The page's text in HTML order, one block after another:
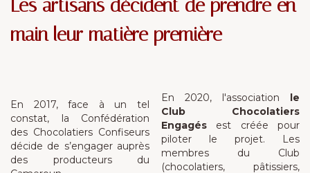
Les artisans décident de prendre en
main leur matière première
En 2017, face à un tel
constat, la Confédération
des Chocolatiers Confiseurs
décide de s’engager auprès
des producteurs du
En 2020, l'association le
Club Chocolatiers
Engagés est créée pour
piloter le projet. Les
membres du Club
(chocolatiers, pâtissiers,